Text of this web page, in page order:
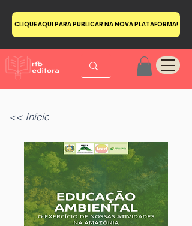
CLIQUE AQUI PARA PUBLICAR NA NOVA PLATAFORMA!
<< Início